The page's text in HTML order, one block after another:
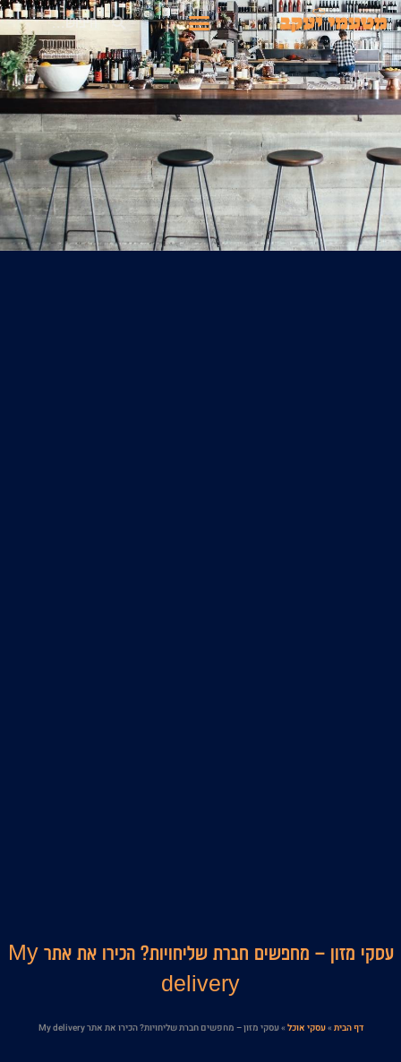
דילוג
לתוכן
תפריט חיפוש
עסקי מזון – מחפשים חברת שליחויות? הכירו את אתר My
delivery
דף הבית »עסקי אוכל »עסקי מזון – מחפשים חברת שליחויות? הכירו את אתר My delivery